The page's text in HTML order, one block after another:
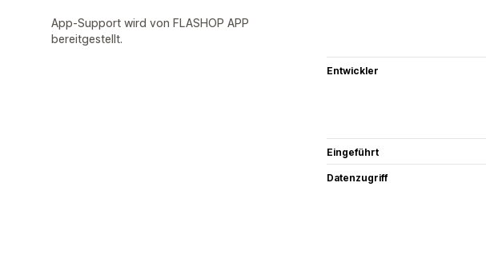
App-Support wird von FLASHOP APP
bereitgestellt.
Entwickler
Eingeführt
Datenzugriff